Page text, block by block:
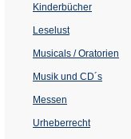
Kinderbücher
Leselust
Musicals / Oratorien
Musik und CD´s
Messen
Urheberrecht